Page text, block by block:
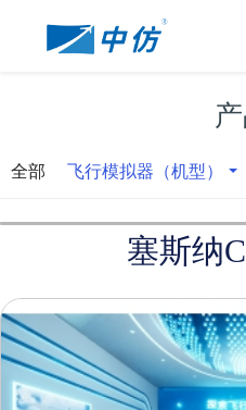
全部 飞行模拟器（机型）
塞斯纳